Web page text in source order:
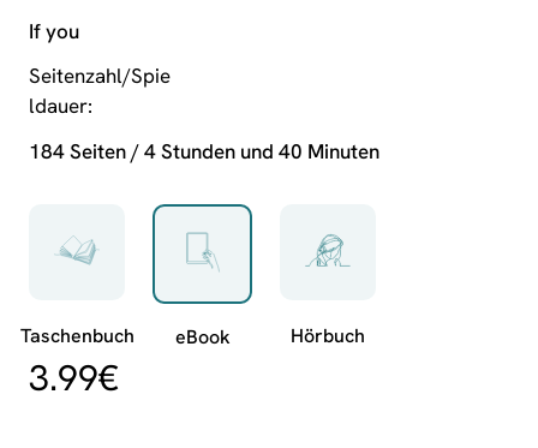
If you
Seitenzahl/Spie
ldauer
184 Seiten / 4 Stunden und 40 Minuten
3.99€